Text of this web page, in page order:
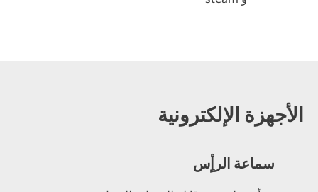
الأجهزة الإلكترونية
سماعة الرأٍس